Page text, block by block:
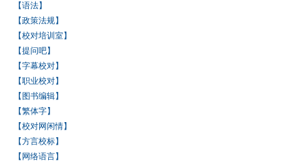
【语法】
【政策法规】
【校对培训室】
【提问吧】
【字幕校对】
【职业校对】
【图书编辑】
【繁体字】
【校对网闲情】
【方言校标】
【网络语言】